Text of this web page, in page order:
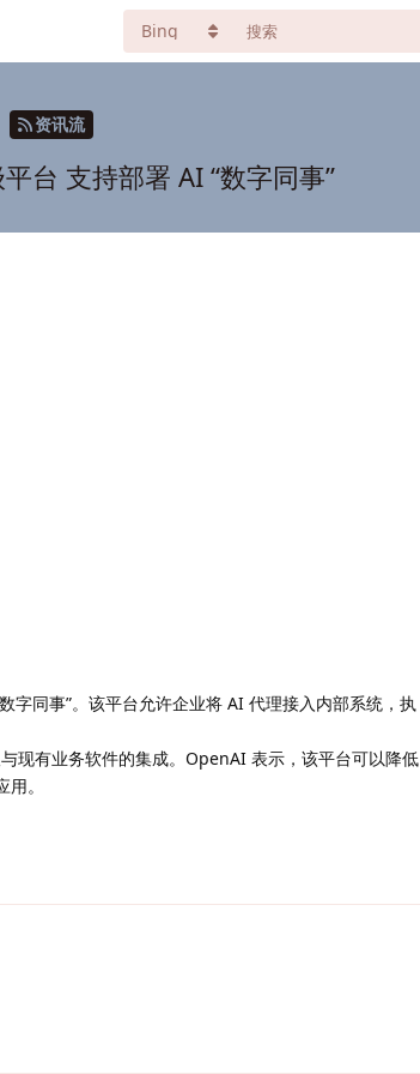
资讯流
台 支持部署 AI “数字同事”
同事”。该平台允许企业将 AI 代理接入内部系统，执
现有业务软件的集成。OpenAI 表示，该平台可以降低
。